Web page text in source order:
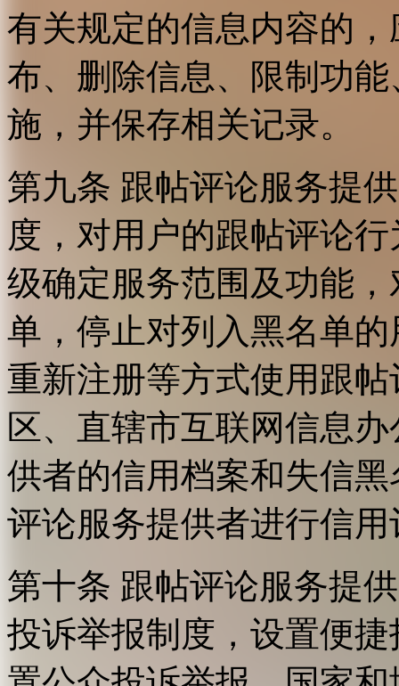
有关规定的信息内容的
布、删除信息、限制功
施，并保存相关记录。
第九条 跟帖评论服务提
度，对用户的跟帖评论
级确定服务范围及功能
单，停止对列入黑名单
重新注册等方式使用跟
区、直辖市互联网信息
供者的信用档案和失信
评论服务提供者进行信用
第十条 跟帖评论服务提
投诉举报制度，设置便